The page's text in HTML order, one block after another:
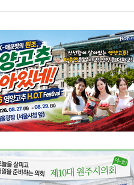
장, 주택공급 속도전 위해 “보상 임시
규직보다 더 많이 주겠다”